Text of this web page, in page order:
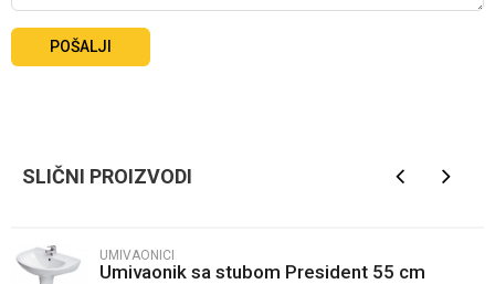
POŠALJI
SLIČNI PROIZVODI
UMIVAONICI
Umivaonik sa stubom President 55 cm